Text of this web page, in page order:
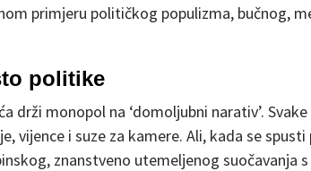
primjeru političkog populizma, bučnog,
politike
drži monopol na ‘domoljubni narativ’.
vijence i suze za kamere. Ali, kada se
znanstveno utemeljenog suočavanja